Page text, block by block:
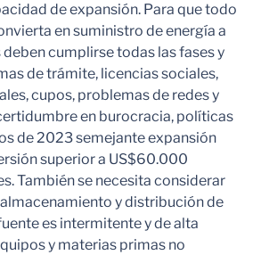
de expansión. Para que todo
en suministro de energía a
cumplirse todas las fases y
de trámite, licencias sociales,
cupos, problemas de redes y
en burocracia, políticas
de 2023 semejante expansión
superior a US$60.000
También se necesita considerar
y distribución de
es intermitente y de alta
y materias primas no